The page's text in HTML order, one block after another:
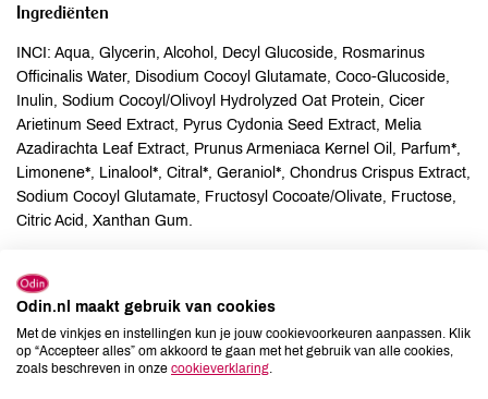
Ingrediënten
INCI: Aqua, Glycerin, Alcohol, Decyl Glucoside, Rosmarinus
Officinalis Water, Disodium Cocoyl Glutamate, Coco-Glucoside,
Inulin, Sodium Cocoyl/Olivoyl Hydrolyzed Oat Protein, Cicer
Arietinum Seed Extract, Pyrus Cydonia Seed Extract, Melia
Azadirachta Leaf Extract, Prunus Armeniaca Kernel Oil, Parfum*,
Limonene*, Linalool*, Citral*, Geraniol*, Chondrus Crispus Extract,
Sodium Cocoyl Glutamate, Fructosyl Cocoate/Olivate, Fructose,
Citric Acid, Xanthan Gum.
Allergenen
Ei
onbekend
onbekend
Odin.nl maakt gebruik van cookies
Met de vinkjes en instellingen kun je jouw cookievoorkeuren aanpassen. Klik
op “Accepteer alles” om akkoord te gaan met het gebruik van alle cookies,
zoals beschreven in onze cookieverklaring.